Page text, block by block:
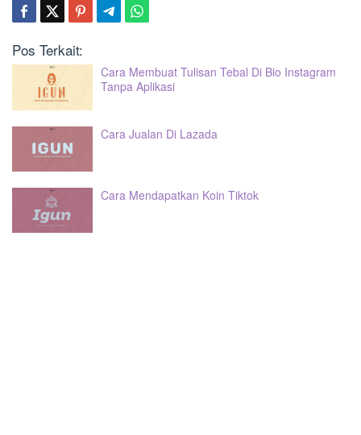
Pos Terkait:
Cara Membuat Tulisan Tebal Di Bio Instagram
Tanpa Aplikasi
Cara Jualan Di Lazada
Cara Mendapatkan Koin Tiktok